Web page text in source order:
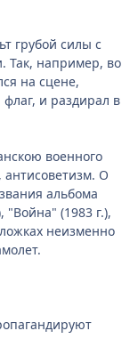
грубой силы с
Так, например, во
на сцене,
и раздирал в
военного
О
альбома
(1983 г.),
неизменно